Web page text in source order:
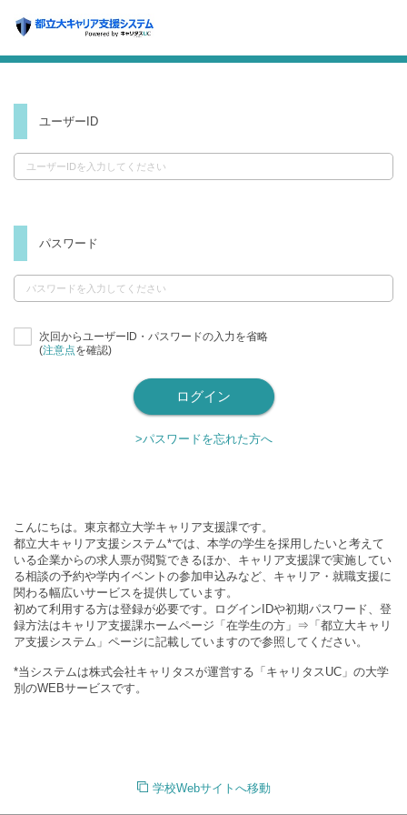
ユーザーID
パスワード
次回からユーザーID・パスワードの入力を省略
(注意点を確認)
>パスワードを忘れた方へ
こんにちは。東京都立大学キャリア支援課です。
都立大キャリア支援システム*では、本学の学生を採用したいと考えて
いる企業からの求人票が閲覧できるほか、キャリア支援課で実施してい
る相談の予約や学内イベントの参加申込みなど、キャリア・就職支援に
関わる幅広いサービスを提供しています。
初めて利用する方は登録が必要です。ログインIDや初期パスワード、登
録方法はキャリア支援課ホームページ「在学生の方」⇒「都立大キャリ
ア支援システム」ページに記載していますので参照してください。
*当システムは株式会社キャリタスが運営する「キャリタスUC」の大学
別のWEBサービスです。
学校Webサイトへ移動